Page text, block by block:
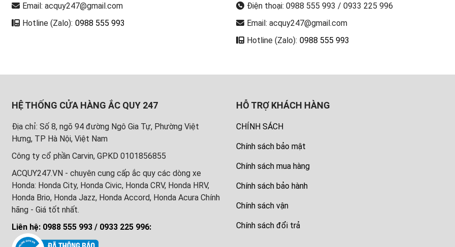
Email: acquy247@gmail.com
Hotline (Zalo): 0988 555 993
Điện thoại: 0988 555 993 / 0933 225 996
Email: acquy247@gmail.com
Hotline (Zalo): 0988 555 993
HỆ THỐNG CỬA HÀNG ẮC QUY 247
Địa chỉ: Số 8, ngõ 94 đường Ngô Gia Tự, Phường Việt
Hưng, TP Hà Nội, Việt Nam
Công ty cổ phần Carvin, GPKD 0101856855
ACQUY247.VN - chuyên cung cấp ắc quy các dòng xe
Honda: Honda City, Honda Civic, Honda CRV, Honda HRV,
Honda Brio, Honda Jazz, Honda Accord, Honda Acura Chính
hãng - Giá tốt nhất.
Liên hệ: 0988 555 993 / 0933 225 996:
HỖ TRỢ KHÁCH HÀNG
CHÍNH SÁCH
Chính sách bảo mật
Chính sách mua hàng
Chính sách bảo hành
Chính sách vận
Chính sách đổi trả